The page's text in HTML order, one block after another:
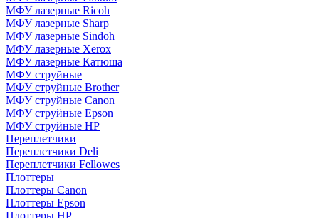
МФУ лазерные Ricoh
МФУ лазерные Sharp
МФУ лазерные Sindoh
МФУ лазерные Xerox
МФУ лазерные Катюша
МФУ струйные
МФУ струйные Brother
МФУ струйные Canon
МФУ струйные Epson
МФУ струйные HP
Переплетчики
Переплетчики Deli
Переплетчики Fellowes
Плоттеры
Плоттеры Canon
Плоттеры Epson
Плоттеры HP